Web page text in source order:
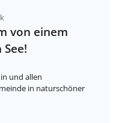
von einem
und allen
in naturschöner